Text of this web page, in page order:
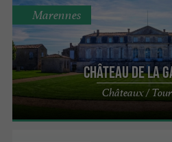
Château de la
Châteaux /
Marennes